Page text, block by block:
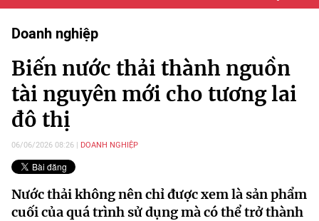
Doanh nghiệp
Biến nước thải thành nguồn
tài nguyên mới cho tương lai
đô thị
06/06/2026 08:26 DOANH NGHIỆP
Nước thải không nên chỉ được xem là sản phẩm
cuối của quá trình sử dụng mà có thể trở thành